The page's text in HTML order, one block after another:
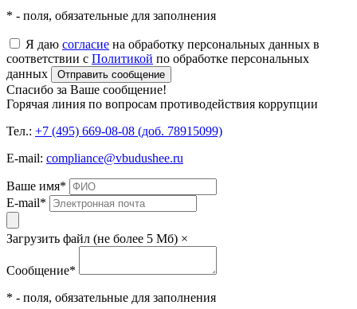
* - поля, обязательные для заполнения
Я даю согласие на обработку персональных данных в
соответствии с Политикой по обработке персональных
данных
Отправить сообщение
Спасибо за Ваше сообщение!
Горячая линия по вопросам противодействия коррупции
Тел.: +7 (495) 669-08-08 (доб. 78915099)
E-mail: compliance@vbudushee.ru
Ваше имя*
E-mail*
Загрузить файл (не более 5 Мб) ×
Сообщение*
* - поля, обязательные для заполнения